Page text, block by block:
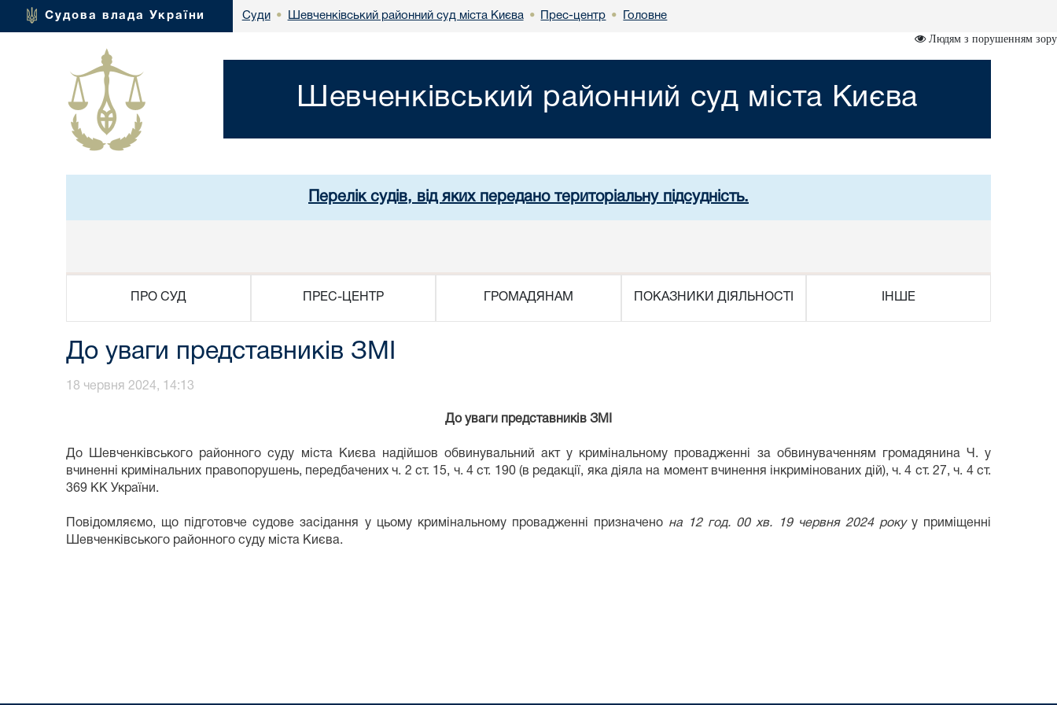
Судова влада України Суди • Шевченківський районний суд міста Києва • Прес-центр • Головне
Людям з порушенням зору
Шевченківський районний суд міста Києва
Перелік судів, від яких передано територіальну підсудність.
ПРО СУД ПРЕС-ЦЕНТР ГРОМАДЯНАМ ПОКАЗНИКИ ДІЯЛЬНОСТІ ІНШЕ
До уваги представників ЗМІ
18 червня 2024, 14:13
До уваги представників ЗМІ
До Шевченківського районного суду міста Києва надійшов обвинувальний акт у кримінальному провадженні за обвинуваченням громадянина Ч. у
вчиненні кримінальних правопорушень, передбачених ч. 2 ст. 15, ч. 4 ст. 190 (в редакції, яка діяла на момент вчинення інкримінованих дій), ч. 4 ст. 27, ч. 4 ст.
369 КК України.
Повідомляємо, що підготовче судове засідання у цьому кримінальному провадженні призначено на 12 год. 00 хв. 19 червня 2024 рокуу приміщенні
Шевченківського районного суду міста Києва.